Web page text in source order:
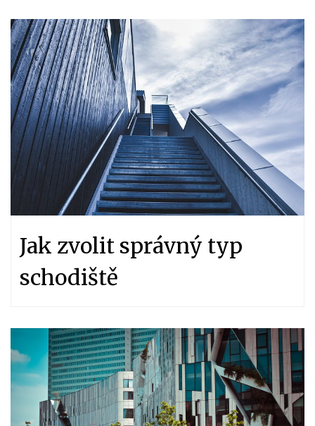
Jak zvolit správný typ
schodiště